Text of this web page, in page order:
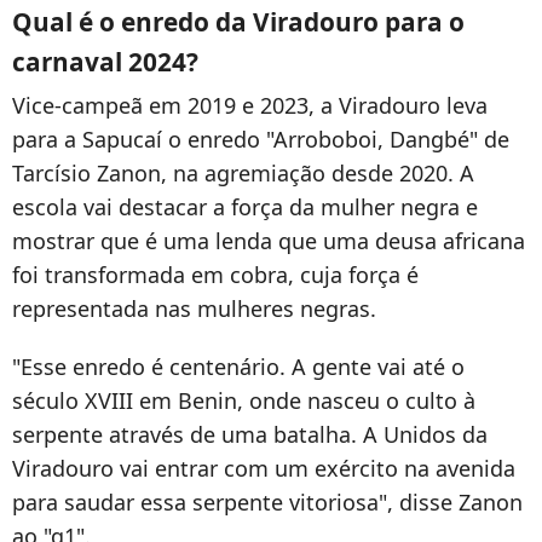
Qual é o enredo da Viradouro para o
carnaval 2024?
Vice-campeã em 2019 e 2023, a Viradouro leva
para a Sapucaí o enredo "Arroboboi, Dangbé" de
Tarcísio Zanon, na agremiação desde 2020. A
escola vai destacar a força da mulher negra e
mostrar que é uma lenda que uma deusa africana
foi transformada em cobra, cuja força é
representada nas mulheres negras.
"Esse enredo é centenário. A gente vai até o
século XVIII em Benin, onde nasceu o culto à
serpente através de uma batalha. A Unidos da
Viradouro vai entrar com um exército na avenida
para saudar essa serpente vitoriosa", disse Zanon
ao "g1".